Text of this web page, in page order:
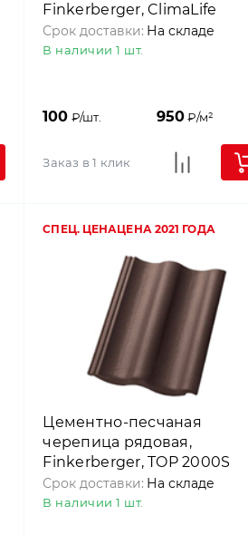
Finkerberger, ClimaLife
Натуральный серый,
Nelskamp
Срок доставки: На складе
В наличии 1 шт.
100 ₽/шт. 950₽/м²
Заказ в 1 клик
СПЕЦ. ЦЕНАЦЕНА 2021 ГОДА
Цементно-песчаная
черепица рядовая,
Finkerberger, TOP 2000S
Темно-коричневый,
Nelskamp
Срок доставки: На складе
В наличии 1 шт.